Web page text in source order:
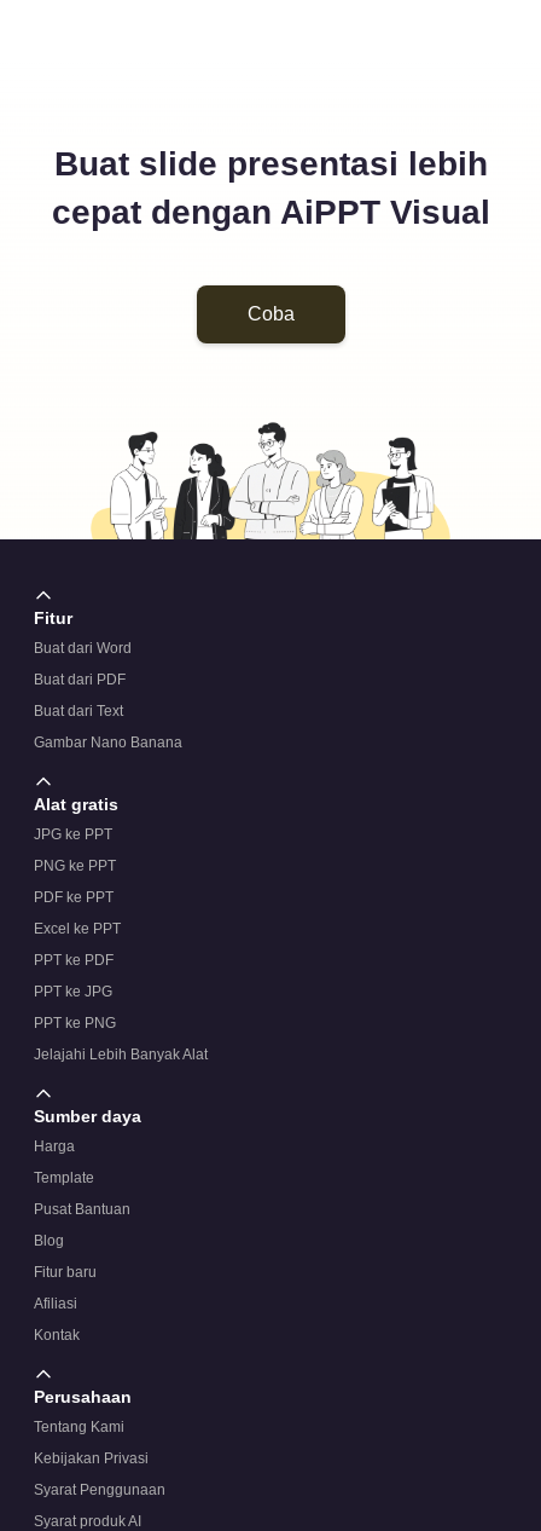
Buat slide presentasi lebih
cepat dengan AiPPT Visual
Coba
Fitur
Buat dari Word
Buat dari PDF
Buat dari Text
Gambar Nano Banana
Alat gratis
JPG ke PPT
PNG ke PPT
PDF ke PPT
Excel ke PPT
PPT ke PDF
PPT ke JPG
PPT ke PNG
Jelajahi Lebih Banyak Alat
Sumber daya
Harga
Template
Pusat Bantuan
Blog
Fitur baru
Afiliasi
Kontak
Perusahaan
Tentang Kami
Kebijakan Privasi
Syarat Penggunaan
Syarat produk AI